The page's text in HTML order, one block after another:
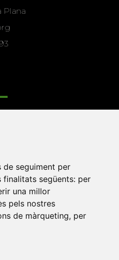
seguiment per
finalitats següents: per
una millor
pels nostres
de màrqueting, per
Plana